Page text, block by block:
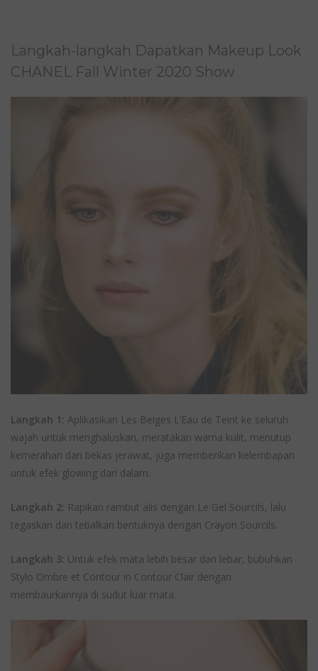
Langkah-langkah Dapatkan Makeup Look
CHANEL Fall Winter 2020 Show
Langkah 1: Aplikasikan Les Beiges L’Eau de Teint ke seluruh
wajah untuk menghaluskan, meratakan warna kulit, menutup
kemerahan dan bekas jerawat, juga memberikan kelembapan
untuk efek glowing dari dalam.
Langkah 2: Rapikan rambut alis dengan Le Gel Sourcils, lalu
tegaskan dan tebalkan bentuknya dengan Crayon Sourcils.
Langkah 3: Untuk efek mata lebih besar dan lebar, bubuhkan
Stylo Ombre et Contour in Contour Clair dengan
membaurkannya di sudut luar mata.